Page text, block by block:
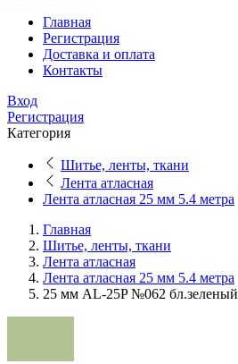
Главная
Регистрация
Доставка и оплата
Контакты
Вход
Регистрация
Категория
Шитье, ленты, ткани
Лента атласная
Лента атласная 25 мм 5.4 метра
Главная
Шитье, ленты, ткани
Лента атласная
Лента атласная 25 мм 5.4 метра
25 мм AL-25P №062 бл.зеленый